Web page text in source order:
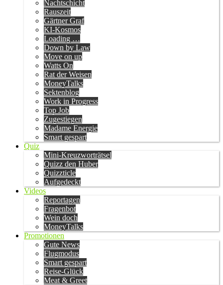
Nachtschicht
Rauszeit
Gärtner Graf
KI-Kosmos
Loading …
Down by Law
Move on up
Watts On
Rat der Weisen
MoneyTalks
Sektenblog
Work in Progress
Top Job
Zugestiegen
Madame Energie
Smart gespart
Quiz
Mini-Kreuzworträtsel
Quizz den Huber
Quizzticle
Aufgedeckt
Videos
Reportagen
Fragenbot
Wein doch
MoneyTalks
Promotionen
Gute News
Flugmodus
Smart gespart
Reise-Glück
Meat & Greet